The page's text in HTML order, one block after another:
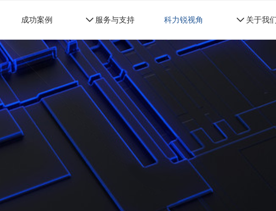
成功案例 네 服务与支持 科力锐视角 네 关于我